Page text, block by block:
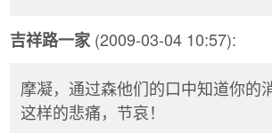
吉祥路一家 (2009-03-04 10:57):
摩凝，通过森他们的口中知道你的
这样的悲痛，节哀！